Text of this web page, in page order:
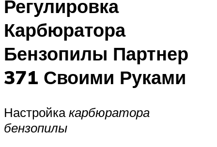
Регулировка
Карбюратора
Бензопилы Партнер
371 Своими Руками
Настройкакарбюратора
бензопилы